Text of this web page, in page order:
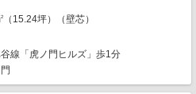
2 （15.24坪）（壁芯）
線「虎ノ門ヒルズ」歩1分